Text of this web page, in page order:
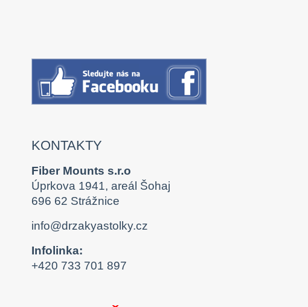
KONTAKTY
Fiber Mounts s.r.o
Úprkova 1941, areál Šohaj
696 62 Strážnice
info@drzakyastolky.cz
Infolinka:
+420 733 701 897